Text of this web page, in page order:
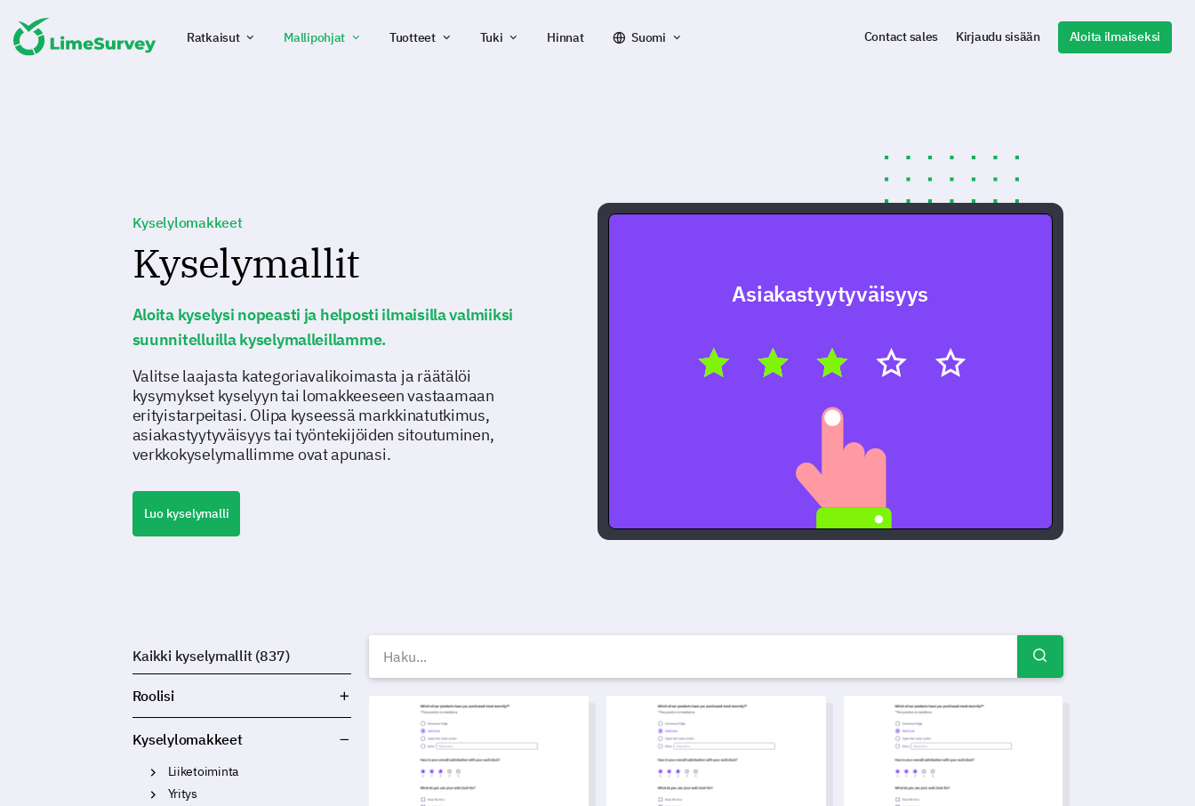
Ratkaisut Mallipohjat Tuotteet Tuki Hinnat Suomi Contact sales Kirjaudu sisään Aloita ilmaiseksi
Kyselylomakkeet
Kyselymallit
Aloita kyselysi nopeasti ja helposti ilmaisilla valmiiksi
suunnitelluilla kyselymalleillamme.
Valitse laajasta kategoriavalikoimasta ja räätälöi
kysymykset kyselyyn tai lomakkeeseen vastaamaan
erityistarpeitasi. Olipa kyseessä markkinatutkimus,
asiakastyytyväisyys tai työntekijöiden sitoutuminen,
verkkokyselymallimme ovat apunasi.
Luo kyselymalli
Asiakastyytyväisyys
Ilmaiset kyselymallit — Kyselylomake-esimerkit ja
Vanhempien Osallistumisen Kyselymalli Yhteisötapahtuman palautelomakkeen malliPalvelun saatavuuden tarkistusmalli
Kaikki kyselymallit (837)
Roolisi
Kyselylomakkeet
Liiketoiminta
Yritys